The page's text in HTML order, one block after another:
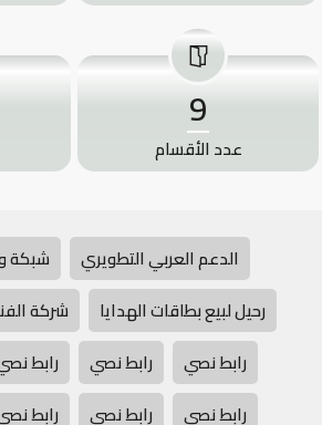
9
عدد الأقسام
الدعم العربي التطويري
شبكة
رحيل لبيع بطاقات الهدايا
شركة
رابط نصي
رابط نصي رابط
رابط نصي
رابط نصي رابط